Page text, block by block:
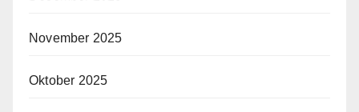
November 2025
Oktober 2025